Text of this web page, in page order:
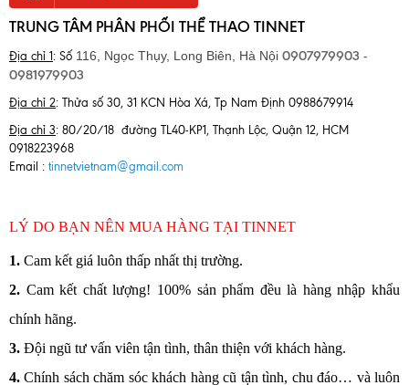
TRUNG TÂM PHÂN PHỐI THỂ THAO TINNET
Địa chỉ 1 : Số 116, Ngọc Thụy, Long Biên, Hà Nội 0907979903 -
0981979903
Địa chỉ 2: Thửa số 30, 31 KCN Hòa Xá, Tp Nam Định 0988679914
Địa chỉ 3: 80/20/18 đường TL40-KP1, Thạnh Lộc, Quận 12, HCM
0918223968
Email : tinnetvietnam@gmail.com
LÝ DO BẠN NÊN MUA HÀNG TẠI TINNET
1. Cam kết giá luôn thấp nhất thị trường.
2. Cam kết chất lượng! 100% sản phẩm đều là hàng nhập khẩu
chính hãng.
3. Đội ngũ tư vấn viên tận tình, thân thiện với khách hàng.
4. Chính sách chăm sóc khách hàng cũ tận tình, chu đáo… và luôn